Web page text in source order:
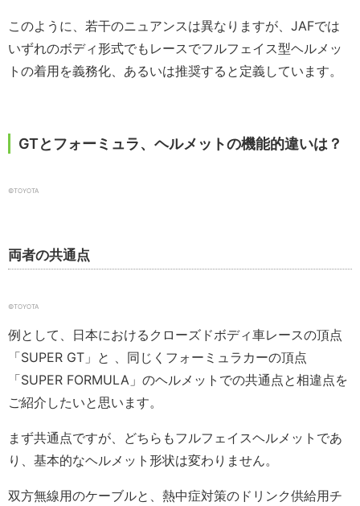
このように、若干のニュアンスは異なりますが、JAFでは
いずれのボディ形式でもレースでフルフェイス型ヘルメッ
トの着用を義務化、あるいは推奨すると定義しています。
GTとフォーミュラ、ヘルメットの機能的違いは？
©TOYOTA
両者の共通点
©TOYOTA
例として、日本におけるクローズドボディ車レースの頂点
「SUPER GT」と 、同じくフォーミュラカーの頂点
「SUPER FORMULA」のヘルメットでの共通点と相違点を
ご紹介したいと思います。
まず共通点ですが、どちらもフルフェイスヘルメットであ
り、基本的なヘルメット形状は変わりません。
双方無線用のケーブルと、熱中症対策のドリンク供給用チ